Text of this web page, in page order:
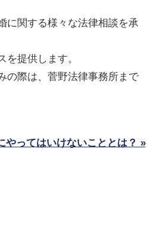
に関する様々な法律相談を承
提供します。
の際は、菅野法律事務所まで
やってはいけないこととは？ »